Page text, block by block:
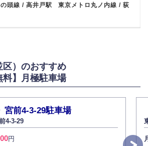
頭線 / 高井戸駅 東京メトロ丸ノ内線 / 荻
）のおすすめ
料】月極駐車場
宮前4-3-29駐車場
4-3-29
円